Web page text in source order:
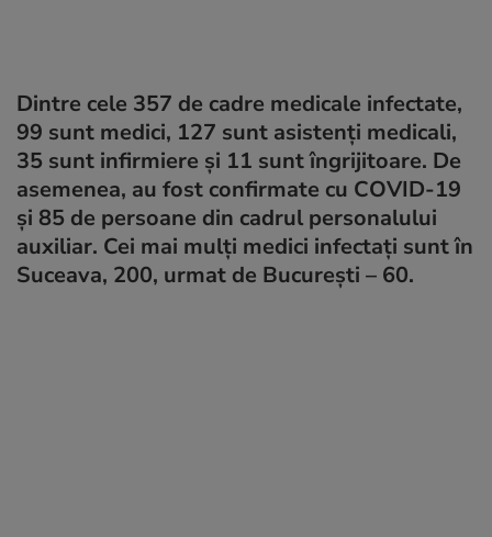
Dintre cele 357 de cadre medicale infectate,
99 sunt medici, 127 sunt asistenți medicali,
35 sunt infirmiere și 11 sunt îngrijitoare. De
asemenea, au fost confirmate cu COVID-19
și 85 de persoane din cadrul personalului
auxiliar. Cei mai mulți medici infectați sunt în
Suceava, 200, urmat de București – 60.